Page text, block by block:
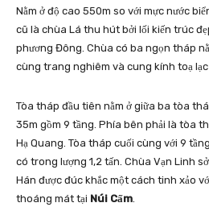
Nằm ở độ cao 550m so với mực nước
cũ là chùa Lá thu hút bởi lối kiến trúc
phương Đông. Chùa có ba ngọn tháp
cùng trang nghiêm và cung kính toạ lạc
Tòa tháp đầu tiên nằm ở giữa ba tòa
35m gồm 9 tầng. Phía bên phải là tòa
Hạ Quang. Tòa tháp cuối cùng với 9
có trong lượng 1,2 tấn. Chùa Vạn Linh
Hán được đúc khắc một cách tinh xảo
thoáng mát tại Núi Cấm.